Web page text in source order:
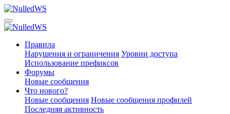
Правила
Нарушения и ограничения Уровни доступа
Использование префиксов
Форумы
Новые сообщения
Что нового?
Новые сообщения Новые сообщения профилей
Последняя активность